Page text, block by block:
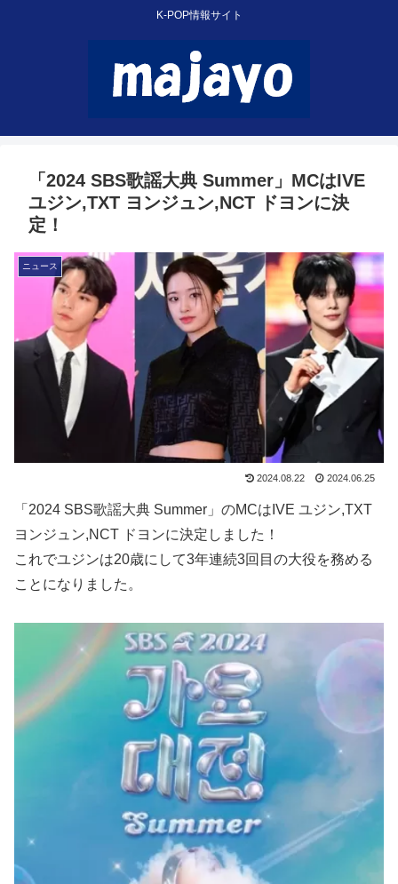
K-POP情報サイト
「2024 SBS歌謡大典 Summer」MCはIVE
ユジン,TXT ヨンジュン,NCT ドヨンに決
定！
ニュース
2024.08.22 2024.06.25
「2024 SBS歌謡大典 Summer」のMCはIVE ユジン,TXT
ヨンジュン,NCT ドヨンに決定しました！
これでユジンは20歳にして3年連続3回目の大役を務める
ことになりました。